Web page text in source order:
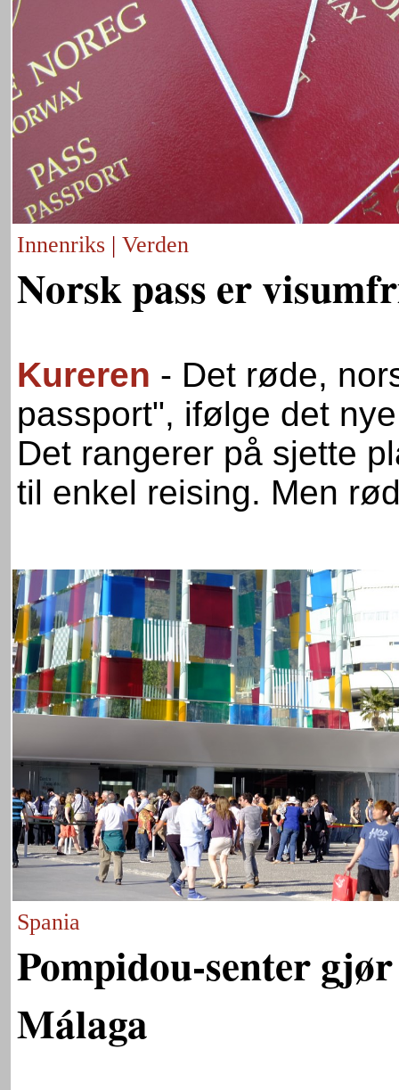
Innenriks | Verden
Norsk pass er
Kureren - Det røde,
passport", ifølge det
Det rangerer på sjette
til enkel reising. Men
Spania
Pompidou-senter
Málaga